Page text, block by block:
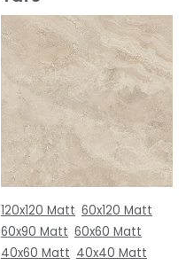
120x120 Matt 60x120 Matt
60x90 Matt 60x60 Matt
40x60 Matt 40x40 Matt